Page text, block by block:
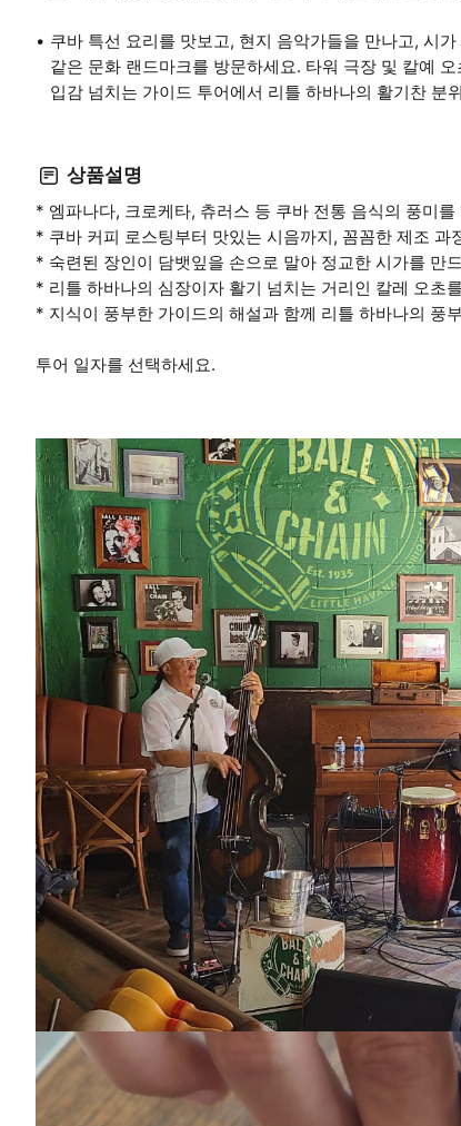
쿠바 특선 요리를 맛보고, 현지 음악가들을 만나고, 시
같은 문화 랜드마크를 방문하세요. 타워 극장 및 칼예
입감 넘치는 가이드 투어에서 리틀 하바나의 활기찬 분
상품설명
* 엠파나다, 크로케타, 츄러스 등 쿠바 전통 음식의 풍미를
* 쿠바 커피 로스팅부터 맛있는 시음까지, 꼼꼼한 제조 과
* 숙련된 장인이 담뱃잎을 손으로 말아 정교한 시가를 만
* 리틀 하바나의 심장이자 활기 넘치는 거리인 칼레 오초
* 지식이 풍부한 가이드의 해설과 함께 리틀 하바나의 풍
투어 일자를 선택하세요.